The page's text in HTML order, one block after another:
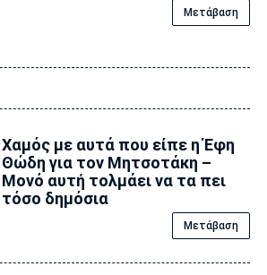
Μετάβαση
Χαμός με αυτά που είπε η Έφη
Θώδη για τον Μητσοτάκη –
Μονό αυτή τολμάει να τα πει
τόσο δημόσια
Μετάβαση